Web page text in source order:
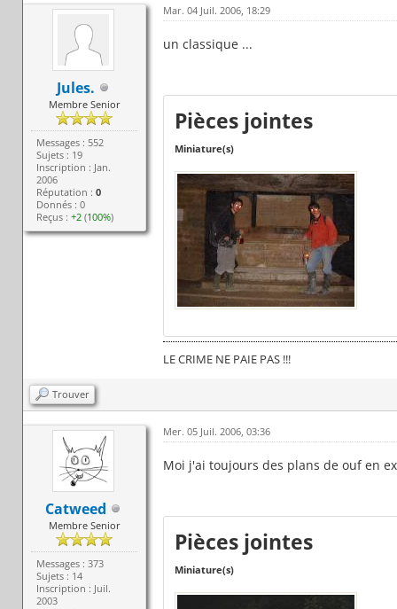
Jules.
Membre Senior
Messages : 552
Sujets : 19
Inscription : Jan.
2006
Réputation :0
Donnés : 0
Reçus :+2 (100%)
Mar. 04 Juil. 2006, 18:29
un classique ...
Pièces jointes
Miniature(s)
LE CRIME NE PAIE PAS !!!
Trouver
Catweed
Membre Senior
Messages : 373
Sujets : 14
Inscription : Juil.
2003
Mer. 05 Juil. 2006, 03:36
Moi j'ai toujours des plans de ouf en
Pièces jointes
Miniature(s)